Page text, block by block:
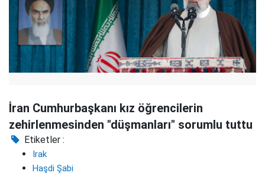
İran Cumhurbaşkanı kız öğrencilerin
zehirlenmesinden "düşmanları" sorumlu tuttu
Etiketler :
Irak
Haşdi Şabi